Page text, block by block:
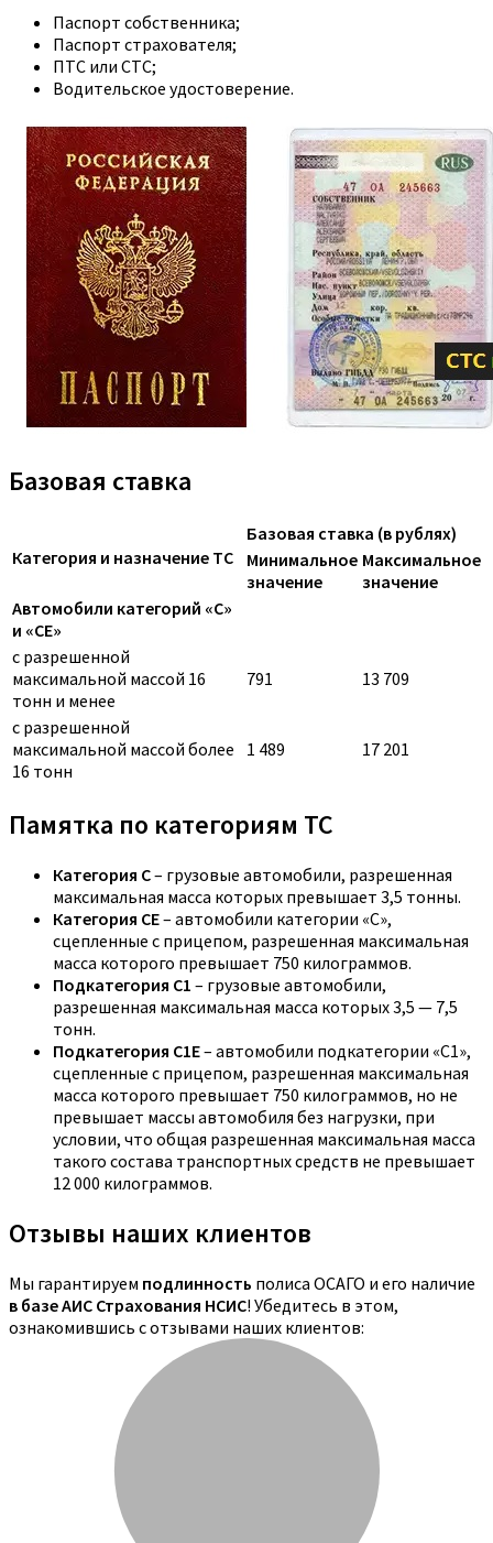
Паспорт собственника;
Паспорт страхователя;
ПТС или СТС;
Водительское удостоверение.
Базовая ставка
Категория и назначение ТС
Базовая ставка (в рублях)
Минимальное
значение
Максимальное
значение
Автомобили категорий «C»
и «CE»
с разрешенной
максимальной массой 16
тонн и менее
791 13 709
с разрешенной
максимальной массой более
16 тонн
1 489 17 201
Памятка по категориям ТС
Категория C– грузовые автомобили, разрешенная
максимальная масса которых превышает 3,5 тонны.
Категория CE– автомобили категории «С»,
сцепленные с прицепом, разрешенная максимальная
масса которого превышает 750 килограммов.
Подкатегория C1 – грузовые автомобили,
разрешенная максимальная масса которых 3,5 — 7,5
тонн.
Подкатегория C1E– автомобили подкатегории «С1»,
сцепленные с прицепом, разрешенная максимальная
масса которого превышает 750 килограммов, но не
превышает массы автомобиля без нагрузки, при
условии, что общая разрешенная максимальная масса
такого состава транспортных средств не превышает
12 000 килограммов.
Отзывы наших клиентов
Мы гарантируем подлинность полиса ОСАГО и его наличие
в базе АИС Страхования НСИС! Убедитесь в этом,
ознакомившись с отзывами наших клиентов: